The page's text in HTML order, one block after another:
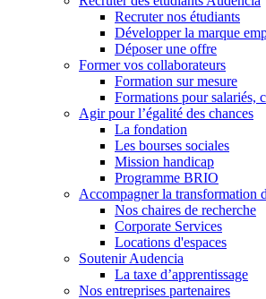
Recruter nos étudiants
Développer la marque
Déposer une offre
Former vos collaborateurs
Formation sur mesure
Formations pour salariés,
Agir pour l’égalité des chances
La fondation
Les bourses sociales
Mission handicap
Programme BRIO
Accompagner la transformation
Nos chaires de recherche
Corporate Services
Locations d'espaces
Soutenir Audencia
La taxe d’apprentissage
Nos entreprises partenaires